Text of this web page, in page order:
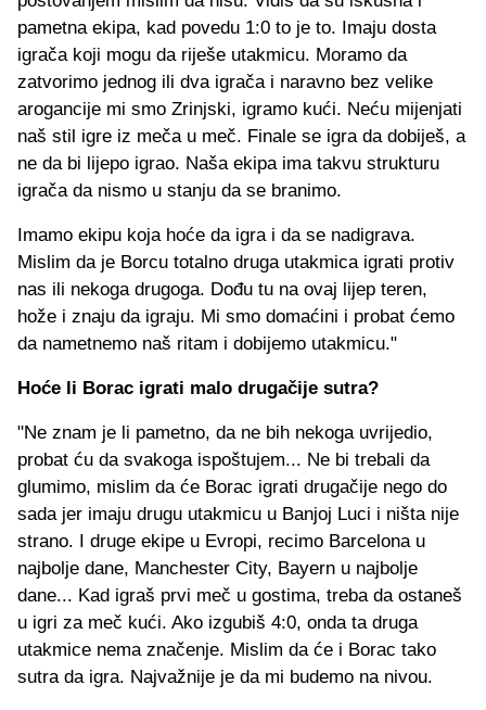
pametna ekipa, kad povedu 1:0 to je to. Imaju dosta
igrača koji mogu da riješe utakmicu. Moramo da
zatvorimo jednog ili dva igrača i naravno bez velike
arogancije mi smo Zrinjski, igramo kući. Neću mijenjati
naš stil igre iz meča u meč. Finale se igra da dobiješ, a
ne da bi lijepo igrao. Naša ekipa ima takvu strukturu
igrača da nismo u stanju da se branimo.
Imamo ekipu koja hoće da igra i da se nadigrava.
Mislim da je Borcu totalno druga utakmica igrati protiv
nas ili nekoga drugoga. Dođu tu na ovaj lijep teren,
hože i znaju da igraju. Mi smo domaćini i probat ćemo
da nametnemo naš ritam i dobijemo utakmicu."
Hoće li Borac igrati malo drugačije sutra?
"Ne znam je li pametno, da ne bih nekoga uvrijedio,
probat ću da svakoga ispoštujem... Ne bi trebali da
glumimo, mislim da će Borac igrati drugačije nego do
sada jer imaju drugu utakmicu u Banjoj Luci i ništa nije
strano. I druge ekipe u Evropi, recimo Barcelona u
najbolje dane, Manchester City, Bayern u najbolje
dane... Kad igraš prvi meč u gostima, treba da ostaneš
u igri za meč kući. Ako izgubiš 4:0, onda ta druga
utakmice nema značenje. Mislim da će i Borac tako
sutra da igra. Najvažnije je da mi budemo na nivou.